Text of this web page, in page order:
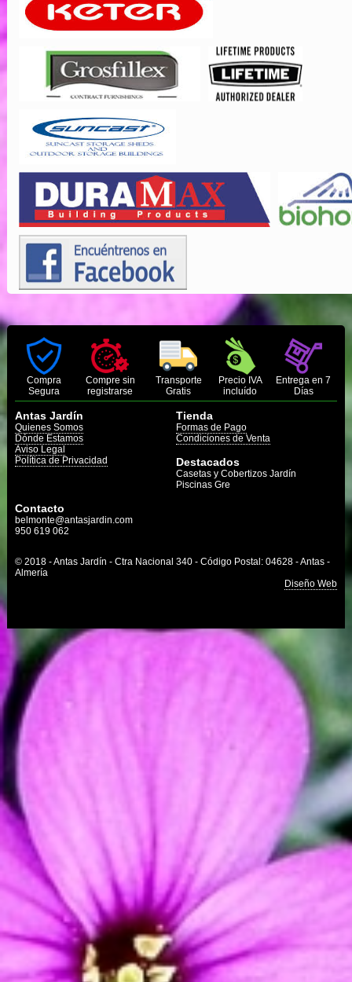
Compra
Segura
Compre sin
registrarse
Transporte
Gratis
Precio IVA
incluído
Entrega en 7
Días
Antas Jardín
Quienes Somos
Dónde Estamos
Aviso Legal
Política de Privacidad
Tienda
Formas de Pago
Condiciones de Venta
Destacados
Casetas y Cobertizos Jardín
Piscinas Gre
Contacto
belmonte@antasjardin.com
950 619 062
© 2018 - Antas Jardín - Ctra Nacional 340 - Código Postal: 04628 - Antas -
Almería
Diseño Web